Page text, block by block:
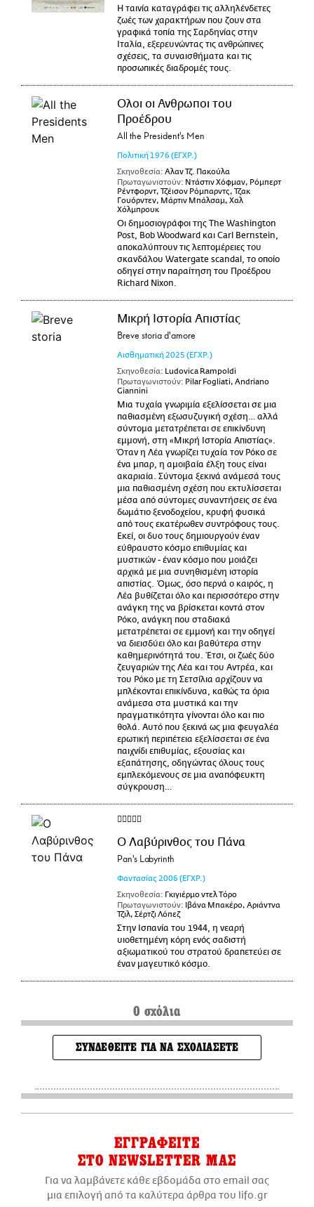
Η ταινία καταγράφει τις αλληλένδετες
ζωές των χαρακτήρων που ζουν στα
γραφικά τοπία της Σαρδηνίας στην
Ιταλία, εξερευνώντας τις ανθρώπινες
σχέσεις, τα συναισθήματα και τις
προσωπικές διαδρομές τους.
Ολοι οι Ανθρωποι του
Προέδρου
All the President's Men
Πολιτική1976 (ΕΓΧΡ.)
Σκηνοθεσία: Αλαν Τζ. Πακούλα
Πρωταγωνιστούν: Ντάστιν Χόφμαν, Ρόμπερτ
Ρέντφορντ, Τζέισον Ρόμπαρντς, Τζακ
Γουόρντεν, Μάρτιν Μπάλσαμ, Χαλ
Χόλμπρουκ
Οι δημοσιογράφοι της The Washington
Post, Bob Woodward και Carl Bernstein,
αποκαλύπτουν τις λεπτομέρειες του
σκανδάλου Watergate scandal, το οποίο
οδηγεί στην παραίτηση του Προέδρου
Richard Nixon.
Μικρή Ιστορία Απιστίας
Breve storia d'amore
Αισθηματική 2025 (ΕΓΧΡ.)
Σκηνοθεσία: Ludovica Rampoldi
Πρωταγωνιστούν: Pilar Fogliati, Andriano
Giannini
Μια τυχαία γνωριμία εξελίσσεται σε μια
παθιασμένη εξωσυζυγική σχέση… αλλά
σύντομα μετατρέπεται σε επικίνδυνη
εμμονή, στη «Μικρή Ιστορία Απιστίας».
Όταν η Λέα γνωρίζει τυχαία τον Ρόκο σε
ένα μπαρ, η αμοιβαία έλξη τους είναι
ακαριαία. Σύντομα ξεκινά ανάμεσά τους
μια παθιασμένη σχέση που εκτυλίσσεται
μέσα από σύντομες συναντήσεις σε ένα
δωμάτιο ξενοδοχείου, κρυφή φυσικά
από τους εκατέρωθεν συντρόφους τους.
Εκεί, οι δυο τους δημιουργούν έναν
εύθραυστο κόσμο επιθυμίας και
μυστικών - έναν κόσμο που μοιάζει
αρχικά με μια συνηθισμένη ιστορία
απιστίας. Όμως, όσο περνά ο καιρός, η
Λέα βυθίζεται όλο και περισσότερο στην
ανάγκη της να βρίσκεται κοντά στον
Ρόκο, ανάγκη που σταδιακά
μετατρέπεται σε εμμονή και την οδηγεί
να διεισδύει όλο και βαθύτερα στην
καθημερινότητά του. Έτσι, οι ζωές δύο
ζευγαριών της Λέα και του Αντρέα, και
του Ρόκο με τη Σετσίλια αρχίζουν να
μπλέκονται επικίνδυνα, καθώς τα όρια
ανάμεσα στα μυστικά και την
πραγματικότητα γίνονται όλο και πιο
θολά. Αυτό που ξεκινά ως μια φευγαλέα
ερωτική περιπέτεια εξελίσσεται σε ένα
παιχνίδι επιθυμίας, εξουσίας και
εξαπάτησης, οδηγώντας όλους τους
εμπλεκόμενους σε μια αναπόφευκτη
σύγκρουση…
Ο Λαβύρινθος του Πάνα
Pan's Labyrinth
Φαντασίας 2006 (ΕΓΧΡ.)
Σκηνοθεσία: Γκιγιέρμο ντελ Τόρο
Πρωταγωνιστούν: Ιβάνα Μπακέρο, Αριάντνα
Τζιλ, Σέρτζι Λόπεζ
Στην Ισπανία του 1944, η νεαρή
υιοθετημένη κόρη ενός σαδιστή
αξιωματικού του στρατού δραπετεύει σε
έναν μαγευτικό κόσμο.
0 σχόλια
ΣΥΝΔΕΘΕΙΤΕ ΓΙΑ ΝΑ ΣΧΟΛΙΑΣΕΤΕ
ΕΓΓΡΑΦΕΙΤΕ
ΣΤΟ NEWSLETTER ΜΑΣ
Για να λαμβάνετε κάθε εβδομάδα στο email σας
μια επιλογή από τα καλύτερα άρθρα του lifo.gr